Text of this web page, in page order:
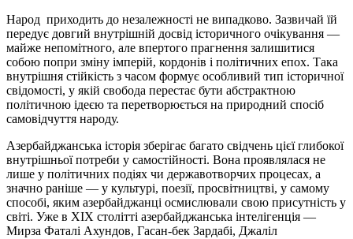
Народ приходить до незалежності не випадково. Зазвичай їй
передує довгий внутрішній досвід історичного очікування —
майже непомітного, але впертого прагнення залишитися
собою попри зміну імперій, кордонів і політичних епох. Така
внутрішня стійкість з часом формує особливий тип історичної
свідомості, у якій свобода перестає бути абстрактною
політичною ідеєю та перетворюється на природний спосіб
самовідчуття народу.
Азербайджанська історія зберігає багато свідчень цієї глибокої
внутрішньої потреби у самостійності. Вона проявлялася не
лише у політичних подіях чи державотворчих процесах, а
значно раніше — у культурі, поезії, просвітництві, у самому
способі, яким азербайджанці осмислювали свою присутність у
світі. Уже в ХІХ столітті азербайджанська інтелігенція —
Мирза Фаталі Ахундов, Гасан-бек Зардабі, Джаліл